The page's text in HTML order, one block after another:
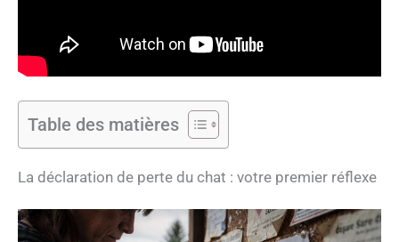
Table des matières
La déclaration de perte du chat : votre premier réflexe